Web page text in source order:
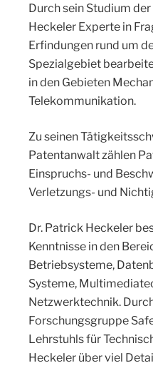
Durch sein Studium
Heckeler Experte in
Erfindungen rund um
Spezialgebiet
in den Gebieten
Telekommunikation.
Zu seinen
Patentanwalt zählen
Einspruchs- und
Verletzungs- und
Dr. Patrick Heckeler
Kenntnisse in den
Betriebsysteme,
Systeme,
Netzwerktechnik.
Forschungsgruppe
Lehrstuhls für
Heckeler über viel